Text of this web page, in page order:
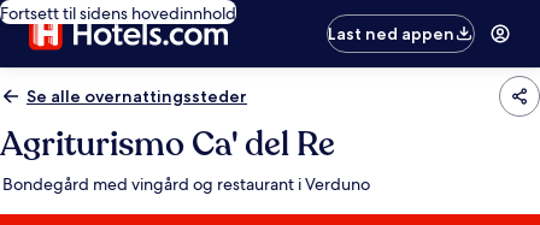
Fortsett til sidens hovedinnhold
Last ned appen
Se alle overnattingssteder
Agriturismo Ca' del Re
Bondegård med vingård og restaurant i Verduno